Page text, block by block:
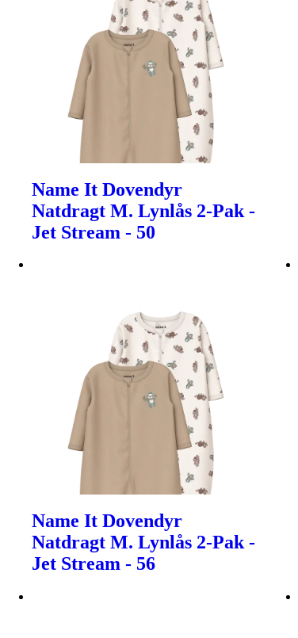
Name It Dovendyr
Natdragt M. Lynlås 2-Pak -
Jet Stream - 50
Name It Dovendyr
Natdragt M. Lynlås 2-Pak -
Jet Stream - 56